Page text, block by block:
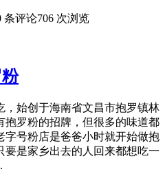
条评论706 次浏览
，始创于海南省文昌市抱罗镇林
抱罗粉的招牌，但很多的味道都
字号粉店是爸爸小时就开始做抱
要是家乡出去的人回来都想吃一